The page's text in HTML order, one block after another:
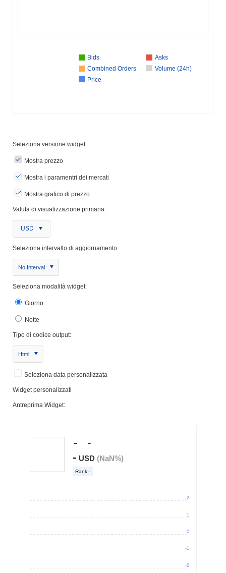
Bids
Asks
Combined Orders
Volume (24h)
Price
Seleziona versione widget:
Mostra prezzo
Mostra i paramentri dei mercati
Mostra grafico di prezzo
Valuta di visualizzazione primaria:
USD
Seleziona intervallo di aggiornamento:
No Interval
Seleziona modalità widget:
Giorno
Notte
Tipo di codice output:
Html
Seleziona data personalizzata
Widget personalizzati
Antreprima Widget: